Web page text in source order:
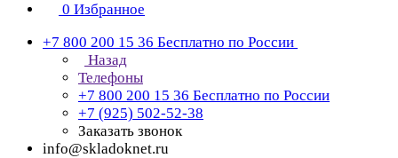
0 Избранное
+7 800 200 15 36 Бесплатно по России
Назад
Телефоны
+7 800 200 15 36 Бесплатно по России
+7 (925) 502-52-38
Заказать звонок
info@skladoknet.ru